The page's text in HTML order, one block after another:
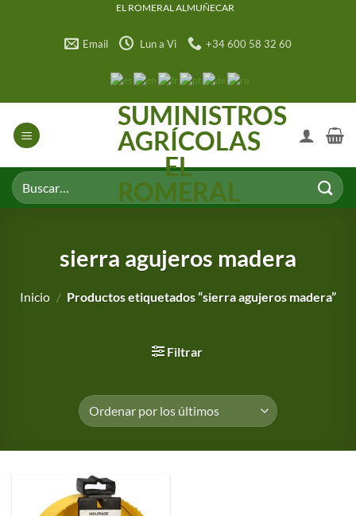
EL ROMERAL ALMUÑECAR
Email Lun a Vi +34 600 58 32 60
SUMINISTROS
AGRÍCOLAS
EL
ROMERAL
Buscar
por:
sierra agujeros madera
Inicio / Productos etiquetados “sierra agujeros madera”
Filtrar